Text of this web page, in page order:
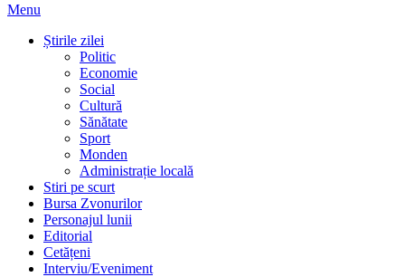
Menu
Știrile zilei
Politic
Economie
Social
Cultură
Sănătate
Sport
Monden
Administrație locală
Stiri pe scurt
Bursa Zvonurilor
Personajul lunii
Editorial
Cetățeni
Interviu/Eveniment